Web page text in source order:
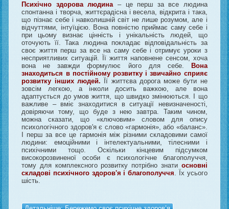
Психічно здорова людина– це перш за все людина
спонтанна і творча, життєрадісна і весела, відкрита і така,
що пізнає себе і навколишній світ не лише розумом, але і
відчуттями, інтуїцією. Вона повністю приймає саму себе і
при цьому визнає цінність і унікальність людей, що
оточують її. Така людина покладає відповідальність за
своє життя перш за все на саму себе і отримує уроки з
несприятливих ситуацій. Її життя наповнене сенсом, хоча
вона не завжди формулює його для себе.
Вона
знаходиться в постійному розвитку і звичайно сприяє
розвитку інших людей. Її життєва дорога може бути не
зовсім легкою, а інколи досить важкою, але вона
адаптується до умов життя, що швидко змінюються. І що
важливе – вміє знаходитися в ситуації невизначеності,
довіряючи тому, що буде з нею завтра. Таким чином,
можна сказати, що «ключовим» словом для опису
психологічного здоров'я є слово «гармонія», або «баланс».
І перш за все це гармонія між різними складовими самої
людини: емоційними і інтелектуальними, тілесними і
психічними тощо. Оскільки кінцевим підсумком
високорозвиненої особи є психологічне благополуччя,
тому для комплексного розвитку потрібно знати основні
складові психічного здоров'я і благополуччя. Їх усього
шість.